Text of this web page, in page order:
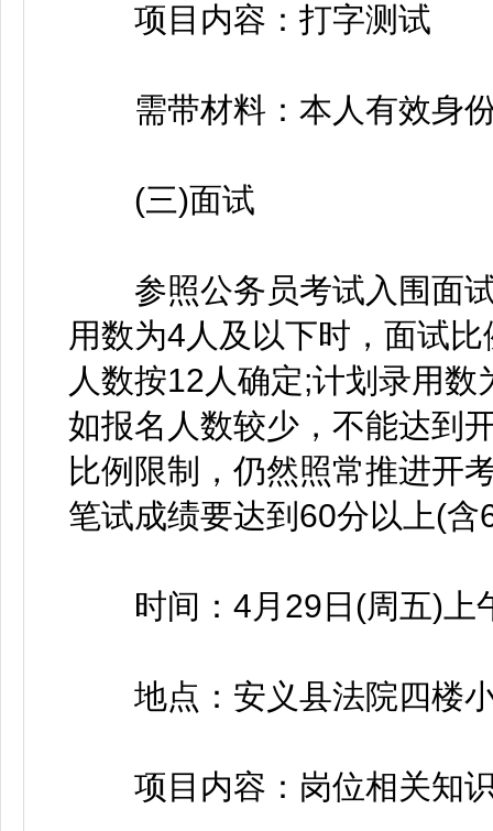
项目内容：打字测试
需带材料：本人有效身
(三)面试
参照公务员考试入围面试
用数为4人及以下时，面试
人数按12人确定;计划录用
如报名人数较少，不能达到
比例限制，仍然照常推进开
笔试成绩要达到60分以上(
时间：4月29日(周五)上
地点：安义县法院四楼小
项目内容：岗位相关知